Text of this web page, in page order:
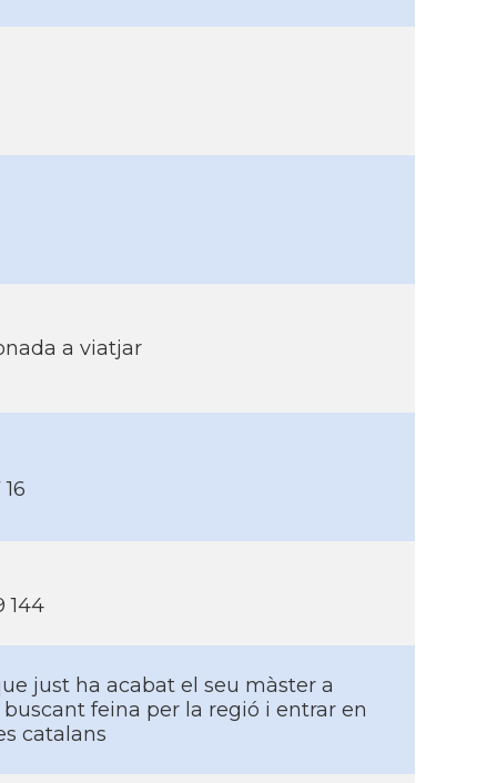
a viatjar
144
just ha acabat el seu màster a
buscant feina per la regió i entrar en
catalans